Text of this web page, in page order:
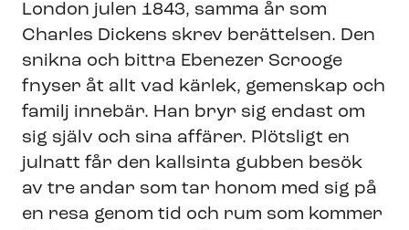
London julen 1843, samma år som
Charles Dickens skrev berättelsen. Den
snikna och bittra Ebenezer Scrooge
fnyser åt allt vad kärlek, gemenskap och
familj innebär. Han bryr sig endast om
sig själv och sina affärer. Plötsligt en
julnatt får den kallsinta gubben besök
av tre andar som tar honom med sig på
en resa genom tid och rum som kommer